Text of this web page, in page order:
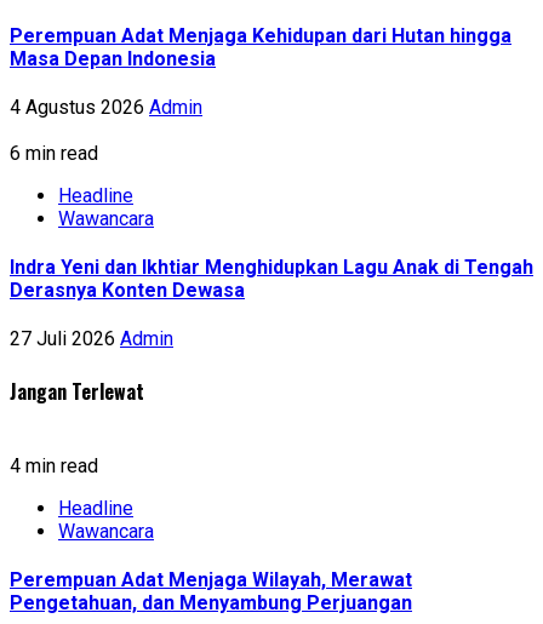
Perempuan Adat Menjaga Kehidupan dari Hutan hingga
Masa Depan Indonesia
4 Agustus 2026 Admin
6 min read
Headline
Wawancara
Indra Yeni dan Ikhtiar Menghidupkan Lagu Anak di Tengah
Derasnya Konten Dewasa
27 Juli 2026 Admin
Jangan Terlewat
4 min read
Headline
Wawancara
Perempuan Adat Menjaga Wilayah, Merawat
Pengetahuan, dan Menyambung Perjuangan